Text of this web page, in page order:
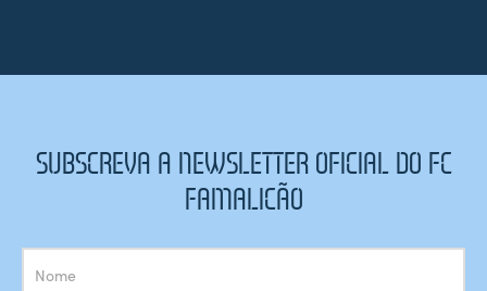
SUBSCREVA A NEWSLETTER OFICIAL DO FC
FAMALICÃO
Subscrição